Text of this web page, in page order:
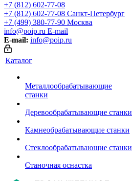
+7 (812) 602-77-08
+7 (812) 602-77-08 Санкт-Петербург
+7 (499) 380-77-90 Москва
info@poip.ru E-mail
E-mail: info@poip.ru
Каталог
Металлообрабатывающие
станки
Деревообрабатывающие станки
Камнеобрабатывающие станки
Стеклообрабатывающие станки
Станочная оснастка